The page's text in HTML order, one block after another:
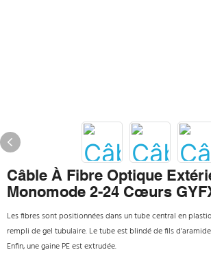
Câble À Fibre Optique
Monomode 2-24 Cœurs
Les fibres sont positionnées dans un tube central en
rempli de gel tubulaire. Le tube est blindé de fils
Enfin, une gaine PE est extrudée.